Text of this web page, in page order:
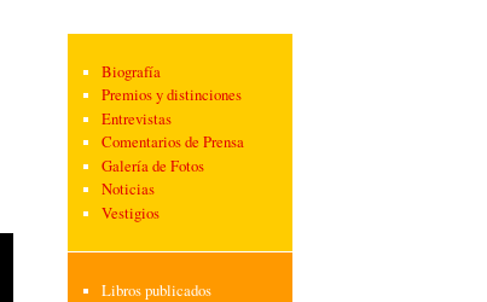
Biografía
Premios y distinciones
Entrevistas
Comentarios de Prensa
Galería de Fotos
Noticias
Vestigios
Libros publicados